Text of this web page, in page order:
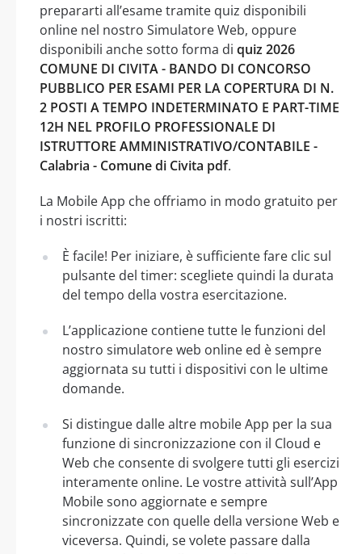
prepararti all’esame tramite quiz disponibili
online nel nostro Simulatore Web, oppure
disponibili anche sotto forma di quiz 2026
COMUNE DI CIVITA - BANDO DI CONCORSO
PUBBLICO PER ESAMI PER LA COPERTURA DI N.
2 POSTI A TEMPO INDETERMINATO E PART-TIME
12H NEL PROFILO PROFESSIONALE DI
ISTRUTTORE AMMINISTRATIVO/CONTABILE -
Calabria - Comune di Civita pdf.
La Mobile App che offriamo in modo gratuito per
i nostri iscritti:
È facile! Per iniziare, è sufficiente fare clic sul
pulsante del timer: scegliete quindi la durata
del tempo della vostra esercitazione.
L’applicazione contiene tutte le funzioni del
nostro simulatore web online ed è sempre
aggiornata su tutti i dispositivi con le ultime
domande.
Si distingue dalle altre mobile App per la sua
funzione di sincronizzazione con il Cloud e
Web che consente di svolgere tutti gli esercizi
interamente online. Le vostre attività sull’App
Mobile sono aggiornate e sempre
sincronizzate con quelle della versione Web e
viceversa. Quindi, se volete passare dalla